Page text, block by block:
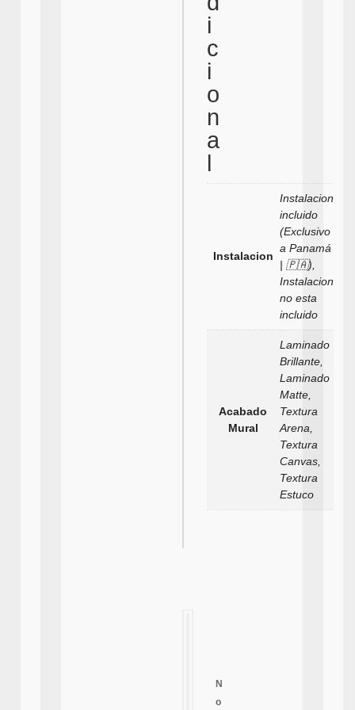
i
c
i
o
n
a
Instalacion
Instalacion
incluido
(Exclusivo
a Panamá
| 🇵🇦),
Instalacion
no esta
incluido
Acabado
Mural
Laminado
Brillante,
Laminado
Matte,
Textura
Arena,
Textura
Canvas,
Textura
Estuco
N
o